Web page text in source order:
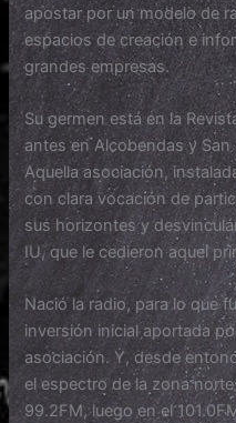
apostar por un modelo de
espacios de creación e
grandes empresas.
Su germen está en la
antes en Alcobendas y
Aquella asociación,
con clara vocación de
sus horizontes y
IU, que le cedieron aquel
Nació la radio, para lo que
inversión inicial aportada
asociación. Y, desde
el espectro de la zona
99.2FM, luego en el